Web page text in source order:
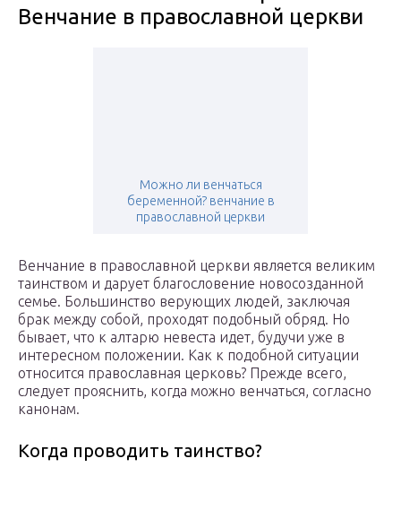
Венчание в православной церкви
Можно ли венчаться
беременной? венчание в
православной церкви
Венчание в православной церкви является великим
таинством и дарует благословение новосозданной
семье. Большинство верующих людей, заключая
брак между собой, проходят подобный обряд. Но
бывает, что к алтарю невеста идет, будучи уже в
интересном положении. Как к подобной ситуации
относится православная церковь? Прежде всего,
следует прояснить, когда можно венчаться, согласно
канонам.
Когда проводить таинство?